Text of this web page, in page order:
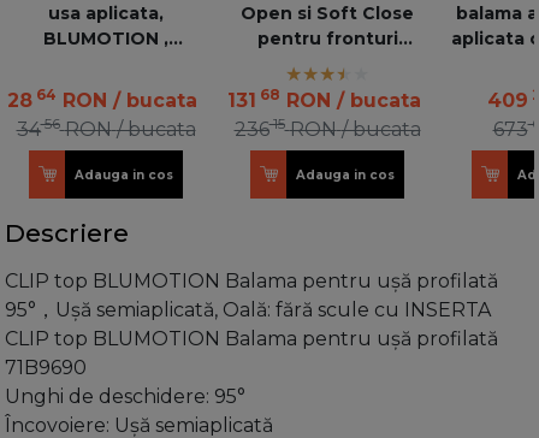
usa aplicata,
BLUMOTION ,
28 64 RON / bucata
3456 RON / bucata
Adauga in cos
Open si Soft Close
pentru fronturi
mobilier
131 68 RON / bucata
23615 RON / bucata
Adauga in cos
balama
aplicata
409
673
Descriere
CLIP top BLUMOTION Balama pentru uşă profilată
95°，Uşă semiaplicată, Oală: fără scule cu INSERTA
CLIP top BLUMOTION Balama pentru uşă profilată
71B9690
Unghi de deschidere: 95°
Încovoiere: Uşă semiaplicată